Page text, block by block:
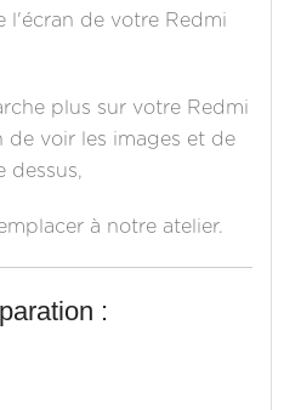
l'écran de votre Redmi
plus sur votre Redmi
de voir les images et de
dessus,
à notre atelier.
: